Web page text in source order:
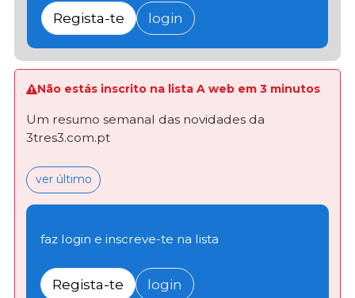
Regista-te login
Não estás inscrito na lista A web em 3 minutos
Um resumo semanal das novidades da
3tres3.com.pt
ver último
faz login e inscreve-te na lista
Regista-te login